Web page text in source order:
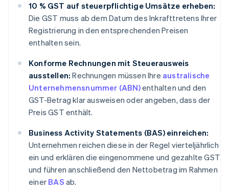
10 % GST auf steuerpflichtige Umsätze erheben:
Die GST muss ab dem Datum des Inkrafttretens Ihrer
Registrierung in den entsprechenden Preisen
enthalten sein.
Konforme Rechnungen mit Steuerausweis
ausstellen: Rechnungen müssen Ihre australische
Unternehmensnummer (ABN)enthalten und den
GST-Betrag klar ausweisen oder angeben, dass der
Preis GST enthält.
Business Activity Statements (BAS) einreichen:
Unternehmen reichen diese in der Regel vierteljährlich
ein und erklären die eingenommene und gezahlte GST
und führen anschließend den Nettobetrag im Rahmen
einer BAS ab.